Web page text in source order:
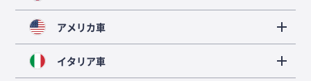
アメリカ車
イタリア車